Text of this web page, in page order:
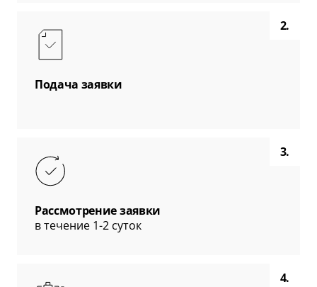
2.
Подача заявки
3.
Рассмотрение заявки
в течение 1-2 суток
4.